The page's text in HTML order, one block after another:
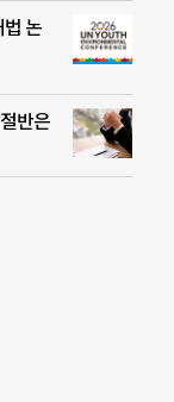
법 논
반은